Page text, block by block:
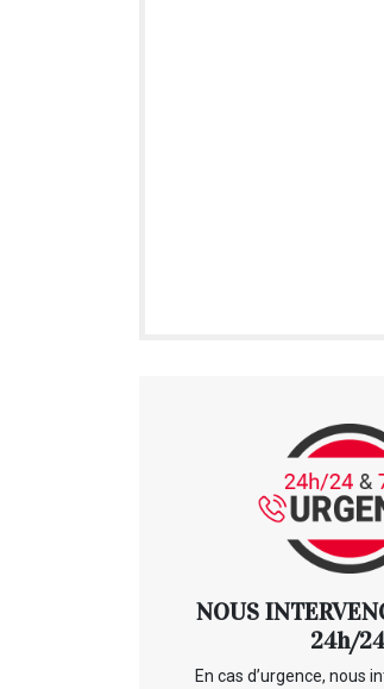
NOUS
24h/24
En cas d’urgence, nous